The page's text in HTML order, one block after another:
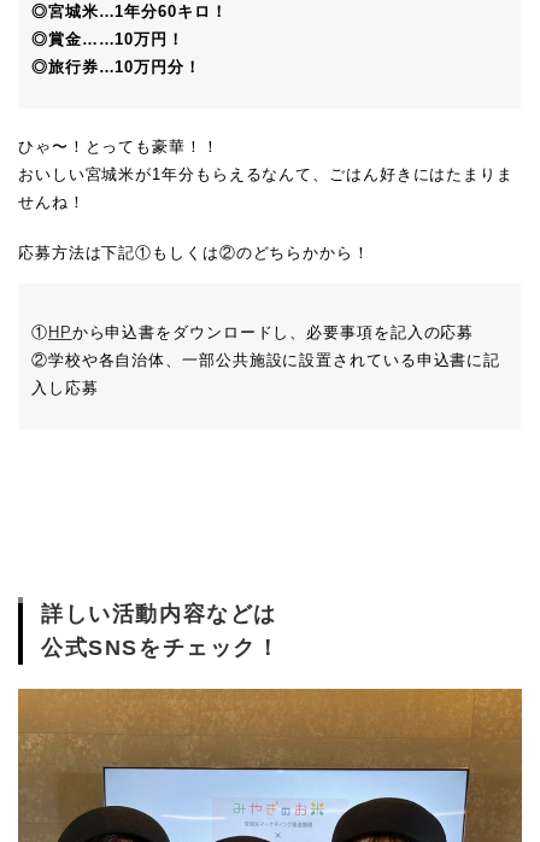
◎宮城米…1年分60キロ！
◎賞金……10万円！
◎旅行券…10万円分！
ひゃ〜！とっても豪華！！
おいしい宮城米が1年分もらえるなんて、ごはん好きにはたまりま
せんね！
応募方法は下記①もしくは②のどちらかから！
① HPから申込書をダウンロードし、必要事項を記入の応募
②学校や各自治体、一部公共施設に設置されている申込書に記
入し応募
詳しい活動内容などは
公式SNSをチェック！